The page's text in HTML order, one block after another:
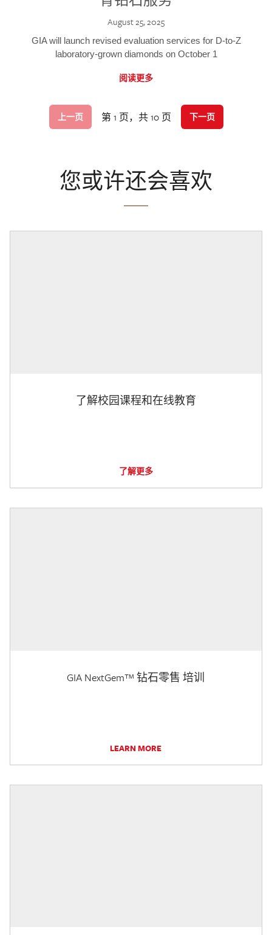
August 25, 2025
GIA will launch revised evaluation services for D-to-Z
laboratory-grown diamonds on October 1
阅读更多
上一页 第 1 页，共 10 页 下一页
您或许还会喜欢
了解校园课程和在线教育
了解更多
GIA NextGem™ 钻石零售 培训
LEARN MORE